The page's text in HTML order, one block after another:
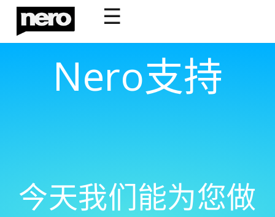
☰
Nero支持
今天我们能为您做